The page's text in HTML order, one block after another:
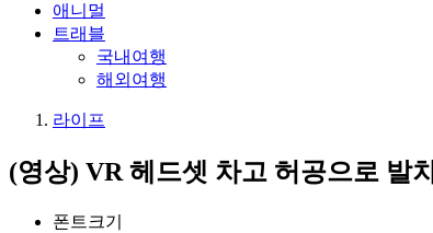
애니멀
트래블
국내여행
해외여행
라이프
(영상) VR 헤드셋 차고 허공으로 발
폰트크기